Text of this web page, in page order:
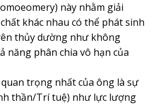
này nhằm giải
khác nhau có thể phát sinh
thủy dường như không
năng phân chia vô hạn của
trọng nhất của ông là sự
thần/Trí tuệ) như lực lượng